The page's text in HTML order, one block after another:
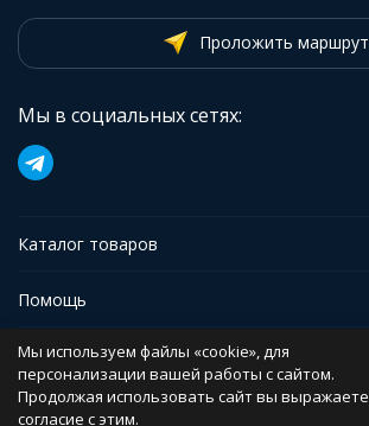
Проложить маршрут
Мы в социальных сетях:
Каталог товаров
Помощь
Иформация
Мы используем файлы «cookie», для
персонализации вашей работы с сайтом.
Продолжая использовать сайт вы выражаете
согласие с этим.